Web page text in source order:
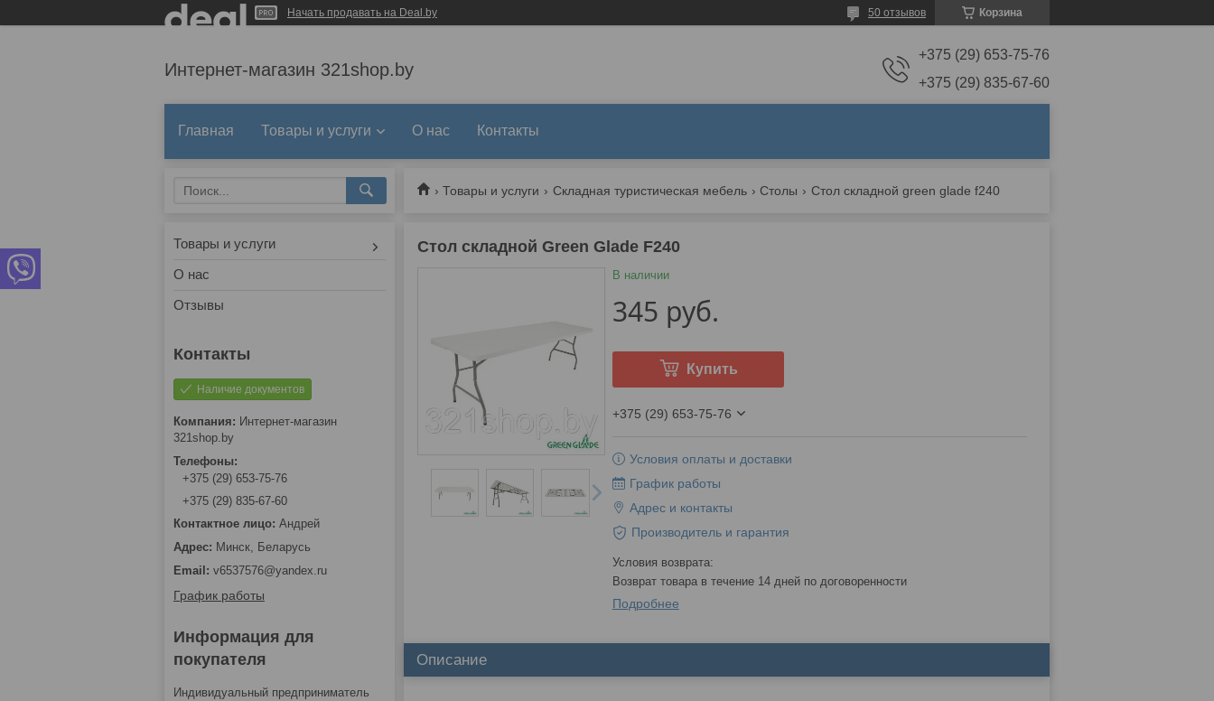
Начать продавать на Deal.by Корзина
50 отзывов
Интернет-магазин 321shop.by
+375 (29) 653-75-76
+375 (29) 835-67-60
Главная Товары и услуги О нас Контакты
Товары и услуги Складная туристическая мебель Столы Стол складной green glade f240
Стол складной Green Glade F240
В наличии
345 руб.
Купить
+375 (29) 653-75-76
Условия оплаты и доставки
График работы
Адрес и контакты
Производитель и гарантия
возврат товара в течение 14 дней по договоренности
Подробнее
Описание
Товары и услуги
О нас
Отзывы
Наличие документов
Интернет-магазин
321shop.by
+375 (29) 653-75-76
+375 (29) 835-67-60
Андрей
Минск, Беларусь
v6537576@yandex.ru
График работы
Информация для
покупателя
Индивидуальный предприниматель